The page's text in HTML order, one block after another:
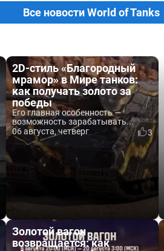
Все новости World of Tanks
2D-стиль «Благородный
мрамор» в Мире танков:
как получать золото за
победы
Его главная особенность —
возможность зарабатывать...
06 августа, четверг
3
Золотой вагон
возвращается: как